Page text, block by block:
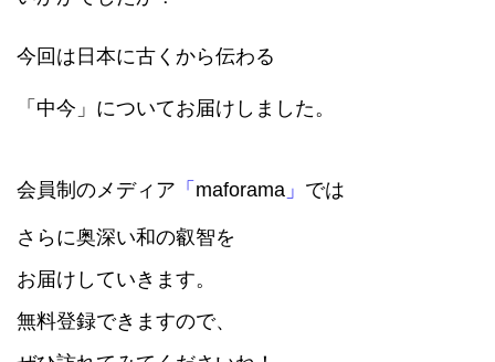
今回は日本に古くから伝わる
「中今」についてお届けしました。
会員制のメディア 「 maforama 」 では
さらに奥深い和の叡智を
お届けしていきます。
無料登録できますので、